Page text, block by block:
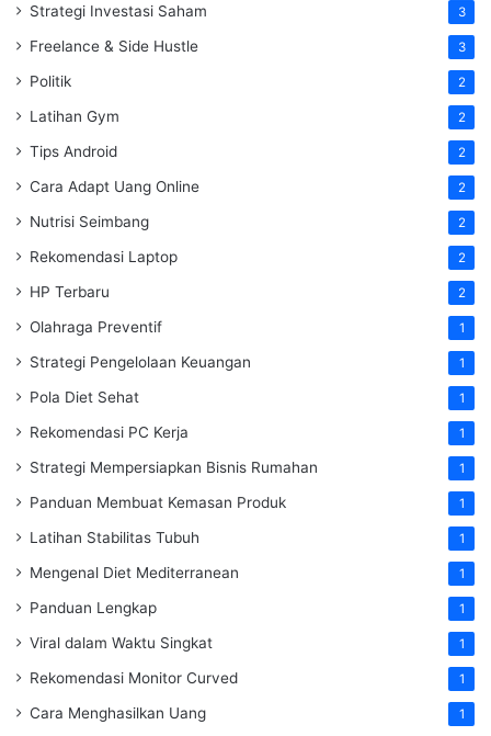
Strategi Investasi Saham 3
Freelance & Side Hustle 3
Politik 2
Latihan Gym 2
Tips Android 2
Cara Adapt Uang Online 2
Nutrisi Seimbang 2
Rekomendasi Laptop 2
HP Terbaru 2
Olahraga Preventif 1
Strategi Pengelolaan Keuangan 1
Pola Diet Sehat 1
Rekomendasi PC Kerja 1
Strategi Mempersiapkan Bisnis Rumahan 1
Panduan Membuat Kemasan Produk 1
Latihan Stabilitas Tubuh 1
Mengenal Diet Mediterranean 1
Panduan Lengkap 1
Viral dalam Waktu Singkat 1
Rekomendasi Monitor Curved 1
Cara Menghasilkan Uang 1